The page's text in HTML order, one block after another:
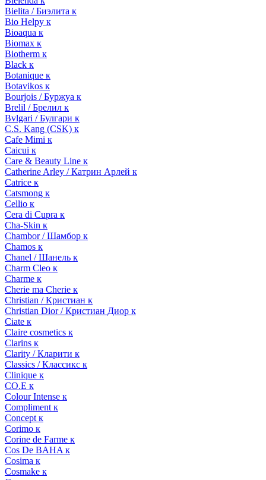
Bielita / Биэлита к
Bio Helpy к
Bioaqua к
Biomax к
Biotherm к
Black к
Botanique к
Botavikos к
Bourjois / Буржуа к
Brelil / Брелил к
Bvlgari / Булгари к
C.S. Kang (CSK) к
Cafe Mimi к
Caicui к
Care & Beauty Line к
Catherine Arley / Катрин Арлей к
Catrice к
Catsmong к
Cellio к
Cera di Cupra к
Cha-Skin к
Chambor / Шамбор к
Chamos к
Chanel / Шанель к
Charm Cleo к
Charme к
Cherie ma Cherie к
Christian / Кристиан к
Christian Dior / Кристиан Диор к
Ciate к
Claire cosmetics к
Clarins к
Clarity / Кларити к
Classics / Классикс к
Clinique к
CO.E к
Colour Intense к
Compliment к
Concept к
Corimo к
Corine de Farme к
Cos De BAHA к
Cosima к
Cosmake к